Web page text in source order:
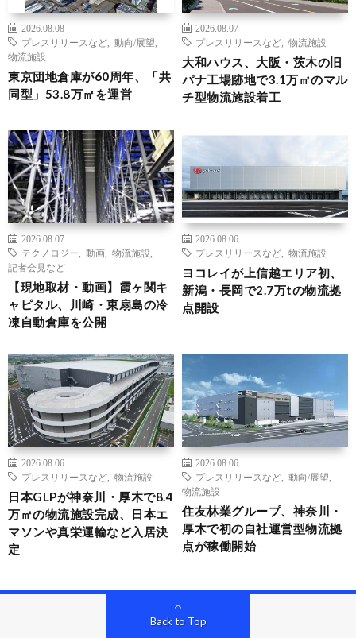
2026.08.08
プレスリリースなど
動向/展望
物流施設
東京団地倉庫が60周年、「共
同型」53.8万㎡を運営
2026.08.07
プレスリリースなど
物流施設
大和ハウス、大阪・茨木の旧
パナ工場跡地で3.1万㎡のマル
チ型物流施設着工
2026.08.07
テクノロジー
動画 物流施設
記者会見など
【現地取材・動画】霞ヶ関キ
ャピタル、川崎・東扇島の冷
凍自動倉庫を公開
2026.08.06
プレスリリースなど
物流施設
ヨコレイが上信越エリア初、
新潟・長岡で2.7万tの物流拠
点開設
2026.08.06
プレスリリースなど
物流施設
日本GLPが神奈川・厚木で8.4
万㎡の物流施設完成、日本エ
マソンや真栄運輸など入居決
定
2026.08.06
プレスリリースなど
動向/展望
物流施設
住友林業グループ、神奈川・
厚木で初の自社運営型物流拠
点が稼働開始
Back to Top